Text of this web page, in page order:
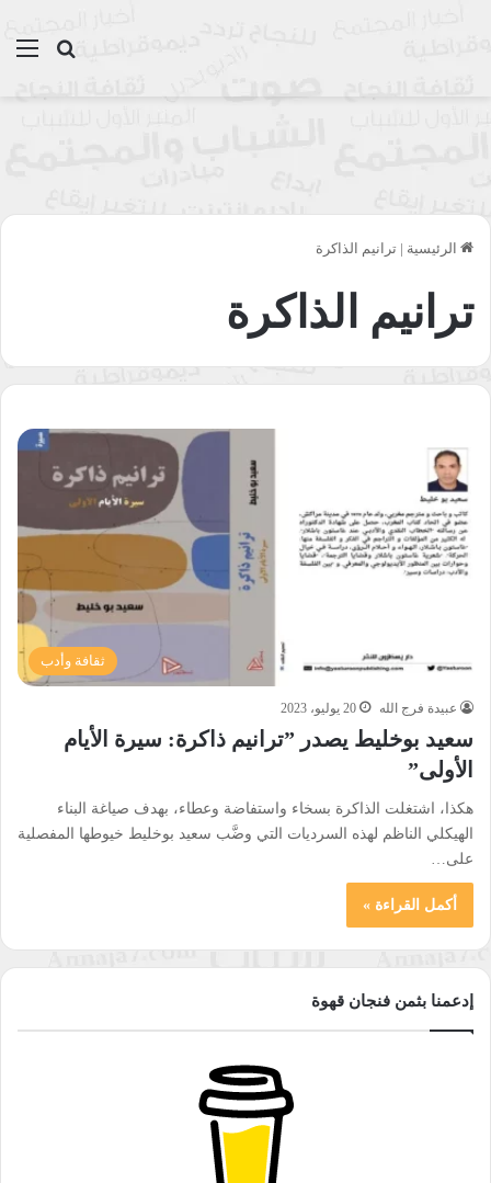
بحث
الرئيسية | ترانيم الذاكرة
ترانيم الذاكرة
ثقافة وأدب
عبيدة فرج الله 20 يوليو، 2023
سعيد بوخليط يصدر ”ترانيم ذاكرة: سيرة الأيام
الأولى”
هكذا، اشتغلت الذاكرة بسخاء واستفاضة وعطاء، بهدف صياغة البناء
الهيكلي الناظم لهذه السرديات التي وضَّب سعيد بوخليط خيوطها المفصلية
على…
أكمل القراءة »
إدعمنا بثمن فنجان قهوة